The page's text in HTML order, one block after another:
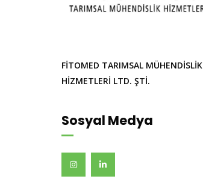
FİTOMED TARIMSAL MÜHENDİSLİK
HİZMETLERİ LTD. ŞTİ.
Sosyal Medya